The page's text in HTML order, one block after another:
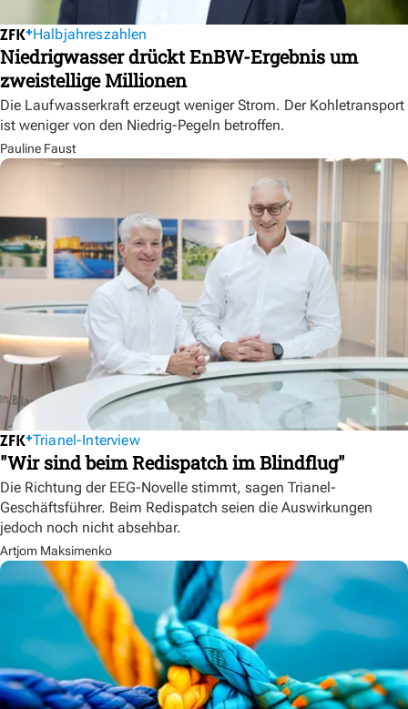
Halbjahreszahlen
Niedrigwasser drückt EnBW-Ergebnis um
zweistellige Millionen
Die Laufwasserkraft erzeugt weniger Strom. Der Kohletransport
ist weniger von den Niedrig-Pegeln betroffen.
Pauline Faust
Trianel-Interview
"Wir sind beim Redispatch im Blindflug"
Die Richtung der EEG-Novelle stimmt, sagen Trianel-
Geschäftsführer. Beim Redispatch seien die Auswirkungen
jedoch noch nicht absehbar.
Artjom Maksimenko